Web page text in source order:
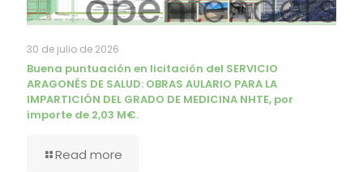
30 de julio de 2026
Buena puntuación en licitación del SERVICIO
ARAGONÉS DE SALUD: OBRAS AULARIO PARA LA
IMPARTICIÓN DEL GRADO DE MEDICINA NHTE, por
importe de 2,03 M€.
Read more